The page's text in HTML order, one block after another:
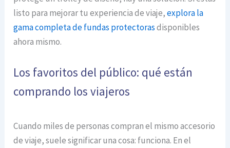
listo para mejorar tu experiencia de viaje,explora la
gama completa de fundas protectorasdisponibles
ahora mismo.
Los favoritos del público: qué están
comprando los viajeros
Cuando miles de personas compran el mismo accesorio
de viaje, suele significar una cosa: funciona. En el